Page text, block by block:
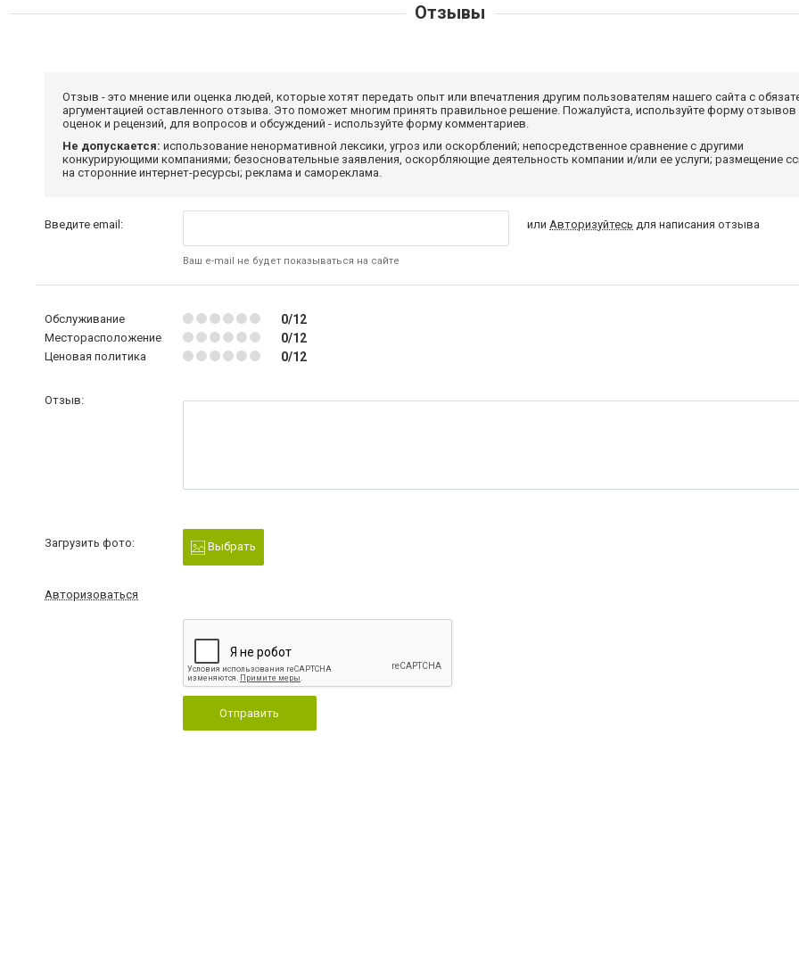
Отзывы
Отзыв - это мнение или оценка людей, которые хотят передать опыт или впечатления другим пользователям нашего сайта с
аргументацией оставленного отзыва. Это поможет многим принять правильное решение. Пожалуйста, используйте форму отзывов
оценок и рецензий, для вопросов и обсуждений - используйте форму комментариев.
Не допускается: использование ненормативной лексики, угроз или оскорблений; непосредственное сравнение с другими
конкурирующими компаниями; безосновательные заявления, оскорбляющие деятельность компании и/или ее услуги; размещение
на сторонние интернет-ресурсы; реклама и самореклама.
Введите email:
Ваш e-mail не будет показываться на сайте
илиАвторизуйтесь для написания отзыва
Обслуживание 0/12
Месторасположение 0/12
Ценовая политика 0/12
Отзыв:
Загрузить фото: Выбрать
Авторизоваться
Отправить